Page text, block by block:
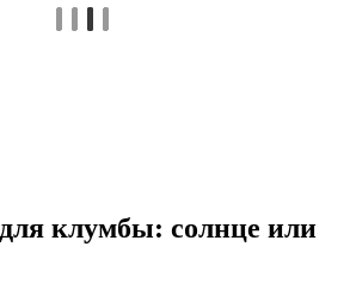
клумбы: солнце или